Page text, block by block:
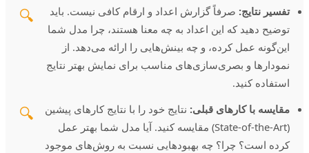
🔍 تفسیر نتایج: صرفاً گزارش اعداد و ارقام کافی نیست. باید
توضیح دهید که این اعداد به چه معنا هستند، چرا مدل شما
این‌گونه عمل کرده، و چه بینش‌هایی را ارائه می‌دهد. از
نمودارها و بصری‌سازی‌های مناسب برای نمایش بهتر نتایج
استفاده کنید.
🔍 مقایسه با کارهای قبلی: نتایج خود را با نتایج کارهای پیشین
(State-of-the-Art) مقایسه کنید. آیا مدل شما بهتر عمل
کرده است؟ چرا؟ چه بهبودهایی نسبت به روش‌های موجود